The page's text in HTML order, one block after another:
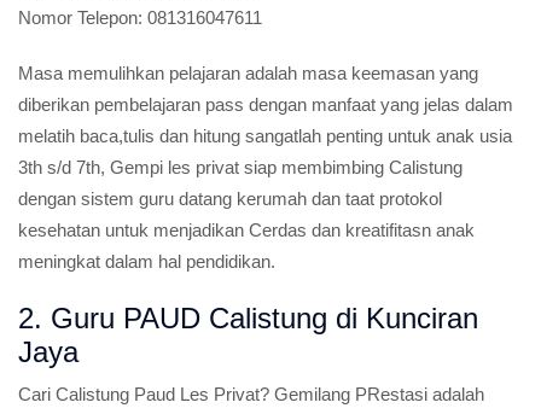
Nomor Telepon: 081316047611
Masa memulihkan pelajaran adalah masa keemasan yang
diberikan pembelajaran pass dengan manfaat yang jelas dalam
melatih baca,tulis dan hitung sangatlah penting untuk anak usia
3th s/d 7th, Gempi les privat siap membimbing Calistung
dengan sistem guru datang kerumah dan taat protokol
kesehatan untuk menjadikan Cerdas dan kreatifitasn anak
meningkat dalam hal pendidikan.
2. Guru PAUD Calistung di Kunciran
Jaya
Cari Calistung Paud Les Privat? Gemilang PRestasi adalah